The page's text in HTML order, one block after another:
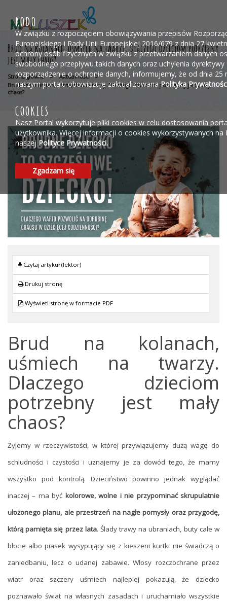
RODO
W związku z rozpoczęciem obowiązywania przepisów
Europejskiego i Rady Unii Europejskiej 2016/679 z dnia 27
ochrony osób fizycznych w związku z przetwarzaniem danych
swobodnego przepływu takich danych oraz uchylenia
rozporządzenie o ochronie danych, informujemy, że od dnia 25
naszym portalu obowiązuje zaktualizowanaPolityka
COOKIES
Nasz Portal wykorzytuje pliki cookies w celu dostosowania
użytkownika. Więcej informacji o cookies wykorzystywanych na
naszej Polityce Prywatności.
Zgadzam się
Brud na kolanach, uśmiech na twarzy. Dlaczego dzieciom potrzebny
jest mały chaos?
Strona główna > Aktualności >
Brud na kolanach, uśmiech na twarzy. Dlaczego dzieciom potrzebny jest mały
chaos?
Czytaj artykuł (lektor)
Drukuj stronę
Wyświetl stronę w formacie PDF
Brud na kolanach,
uśmiech na twarzy.
Dlaczego dzieciom
potrzebny jest mały
chaos?
Żyjemy w rzeczywistości, w której przywiązujemy dużą wagę do
schludności i czystości i uznajemy je za dowód tego, że mamy
wszystko pod kontrolą. Dzieciństwo powinno jednak wyglądać
inaczej – ma być kolorowe, wolne i nie przypominać skrupulatnie
ułożonego planu, ale przestrzeń na nagłe pomysły oraz przygodę,
którą pamięta się przez lata. Ślady trawy na ubraniach, buty całe w
błocie albo piasek wysypujący się z kieszeni kurtki nie świadczą o
zaniedbaniu, lecz o udanej zabawie. Włosy rozczochrane przez
wiatr oraz szczery uśmiech najlepiej pokazują, że dziecko
poznawało świat na własnych zasadach i uruchamiało wszystkie